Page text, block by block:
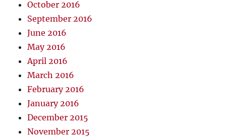
October 2016
September 2016
June 2016
May 2016
April 2016
March 2016
February 2016
January 2016
December 2015
November 2015